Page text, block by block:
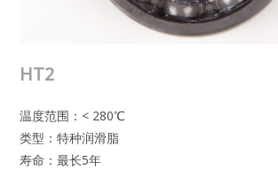
HT2
温度范围：< 280℃
类型：特种润滑脂
寿命：最长5年